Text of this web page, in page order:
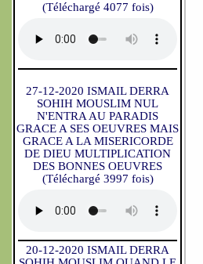
(Téléchargé 4077 fois)
27-12-2020 ISMAIL DERRA
SOHIH MOUSLIM NUL
N'ENTRA AU PARADIS
GRACE A SES OEUVRES MAIS
GRACE A LA MISERICORDE
DE DIEU MULTIPLICATION
DES BONNES OEUVRES
(Téléchargé 3997 fois)
20-12-2020 ISMAIL DERRA